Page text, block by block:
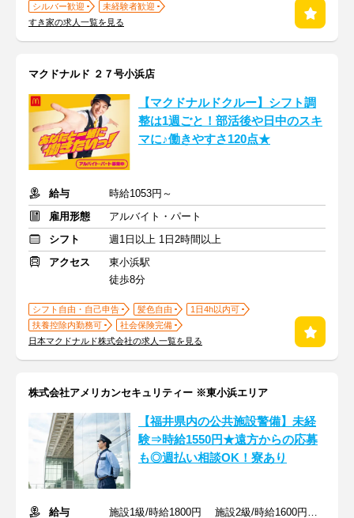
シルバー歓迎
未経験者歓迎
すき家の求人一覧を見る
マクドナルド ２７号小浜店
【マクドナルドクルー】シフト調
整は1週ごと！部活後や日中のスキ
マに♪働きやすさ120点★
給与
時給1053円～
雇用形態
アルバイト・パート
シフト
週1日以上 1日2時間以上
アクセス
東小浜駅
徒歩8分
シフト自由・自己申告 髪色自由
1日4h以内可
扶養控除内勤務可
社会保険完備
日本マクドナルド株式会社の求人一覧を見る
株式会社アメリカンセキュリティー ※東小浜エリア
【福井県内の公共施設警備】未経
験⇒時給1550円★遠方からの応募
も◎週払い相談OK！寮あり
給与 施設1級/時給1800円 施設2級/時給1600円 未経験/時給1550円